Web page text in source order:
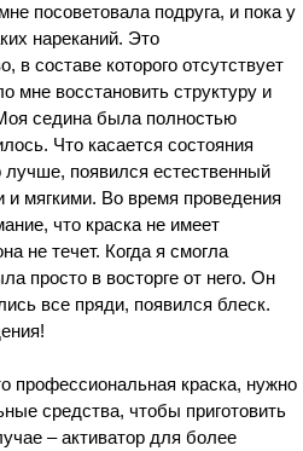
посоветовала подруга, и пока у
нареканий. Это
в составе которого отсутствует
мне восстановить структуру и
седина была полностью
Что касается состояния
лучше, появился естественный
и мягкими. Во время проведения
что краска не имеет
не течет. Когда я смогла
просто в восторге от него. Он
все пряди, появился блеск.
профессиональная краска, нужно
средства, чтобы приготовить
– активатор для более